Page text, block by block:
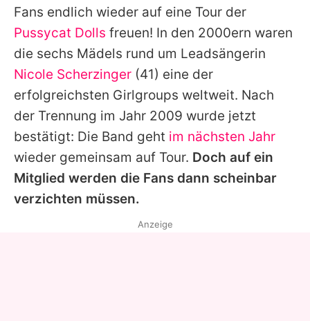
Datenschutzerklärung
Nutzungsbedingungen
Utiq verwalten
Fans endlich wieder auf eine Tour der
Pussycat Dolls freuen! In den 2000ern waren
die sechs Mädels rund um Leadsängerin
Nicole Scherzinger (41) eine der
erfolgreichsten Girlgroups weltweit. Nach
der Trennung im Jahr 2009 wurde jetzt
bestätigt: Die Band geht im nächsten Jahr
wieder gemeinsam auf Tour. Doch auf ein
Mitglied werden die Fans dann scheinbar
verzichten müssen.
Anzeige